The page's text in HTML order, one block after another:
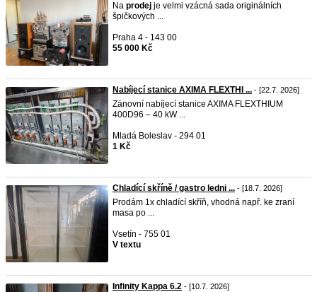
Na prodej je velmi vzácná sada originálních
špičkových ...
Praha 4 - 143 00
55 000 Kč
Nabíjecí stanice AXIMA FLEXTHI ... - [22.7. 2026]
Zánovní nabíjecí stanice AXIMA FLEXTHIUM
400D96 – 40 kW ...
Mladá Boleslav - 294 01
1 Kč
Chladící skříně / gastro ledni ... - [18.7. 2026]
Prodám 1x chladící skříň, vhodná např. ke zraní
masa po ...
Vsetín - 755 01
V textu
Infinity Kappa 6.2 - [10.7. 2026]